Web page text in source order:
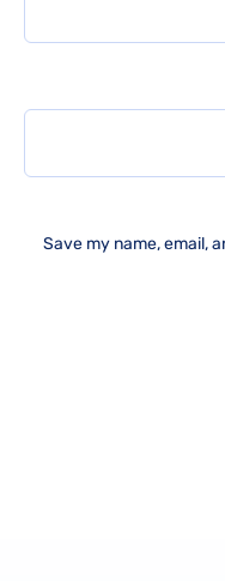
Save my name, email,